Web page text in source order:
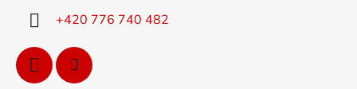
+420 776 740 482